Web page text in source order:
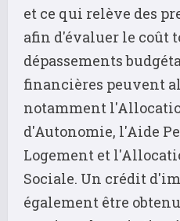
et ce qui relève des
afin d'évaluer le coût
dépassements
financières peuvent
notamment
d'Autonomie, l'Aide
Logement et
Sociale. Un crédit
également être